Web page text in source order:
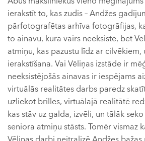
ierakstīt to, kas zudis – Andžes
pārfotografētas arhīva fotogrāfijas,
to ainavu, kura vairs neeksistē, bet
atmiņu, kas pazustu līdz ar cilvēkiem,
ierakstīšana. Vai Vēliņas izstāde ir
neeksistējošās ainavas ir iespējams
virtuālās realitātes darbs paredz
uzliekot brilles, virtuālajā realitātē
kas stāv uz galda, izvēli, un tālāk
seniora atmiņu stāsts. Tomēr vismaz